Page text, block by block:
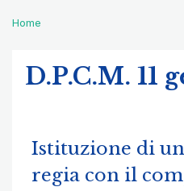
Home
D.P.C.M. 11
Istituzione di
regia con il